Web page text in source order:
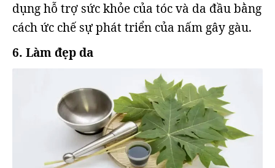
dụng hỗ trợ sức khỏe của tóc và da đầu bằng
cách ức chế sự phát triển của nấm gây gàu.
6. Làm đẹp da